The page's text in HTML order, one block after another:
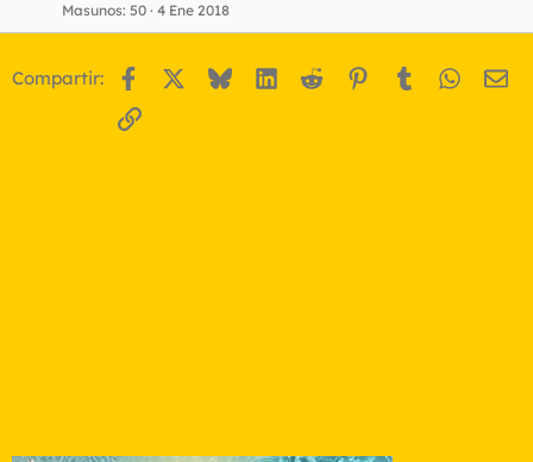
d
Masunos 50 4 Ene 2018
Compartir: Facebook BlueskyLinkedIn
Reddit Pinterest
Tumblr
Enlace